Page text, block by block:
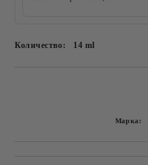
Количество: 14 ml
Марка: